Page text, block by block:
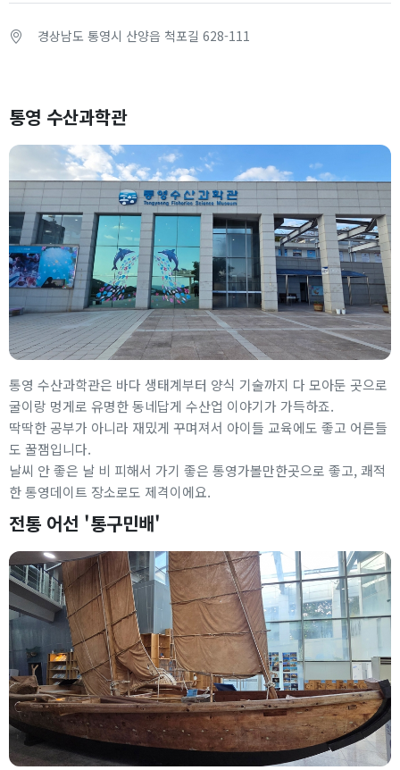
통영 수산과학관
통영 수산과학관은 바다 생태계부터 양식 기술까지 다 모아둔 곳으로
굴이랑 멍게로 유명한 동네답게 수산업 이야기가 가득하죠.
딱딱한 공부가 아니라 재밌게 꾸며져서 아이들 교육에도 좋고 어른들
도 꿀잼입니다.
날씨 안 좋은 날 비 피해서 가기 좋은 통영가볼만한곳으로 좋고, 쾌적
한 통영데이트 장소로도 제격이에요.
전통 어선 '통구민배'
경상남도 통영시 산양읍 척포길 628-111